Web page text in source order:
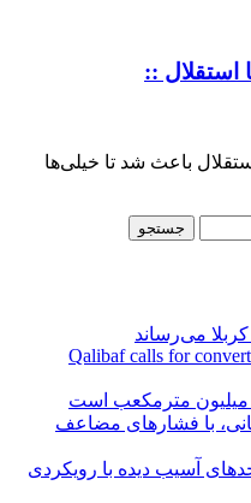
استقلال ::
باعث شد تا خیلی‌ها
می‌رساند
Qalibaf calls for
با فشارهای مضاعف
آسیب دیده با رویکردی